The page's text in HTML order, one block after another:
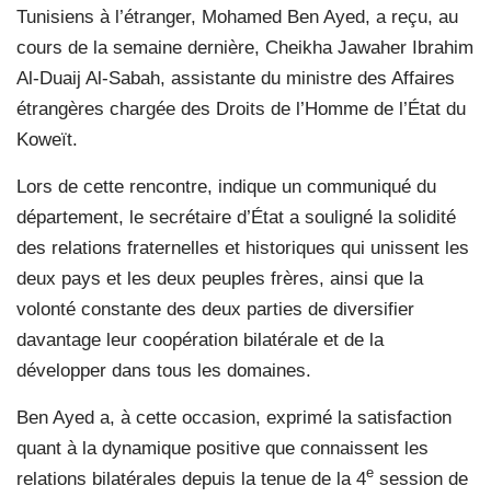
Tunisiens à l’étranger, Mohamed Ben Ayed, a reçu, au
cours de la semaine dernière, Cheikha Jawaher Ibrahim
Al-Duaij Al-Sabah, assistante du ministre des Affaires
étrangères chargée des Droits de l’Homme de l’État du
Koweït.
Lors de cette rencontre, indique un communiqué du
département, le secrétaire d’État a souligné la solidité
des relations fraternelles et historiques qui unissent les
deux pays et les deux peuples frères, ainsi que la
volonté constante des deux parties de diversifier
davantage leur coopération bilatérale et de la
développer dans tous les domaines.
Ben Ayed a, à cette occasion, exprimé la satisfaction
quant à la dynamique positive que connaissent les
relations bilatérales depuis la tenue de la 4e session de